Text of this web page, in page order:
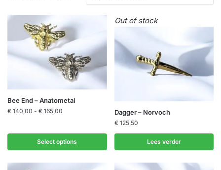
Bee End – Anatometal
€ 140,00 - € 165,00
€ 165,00
Select options
Dit
product
meerdere
variaties.
Out of stock
Dagger – Norvoch
€ 125,50
Lees verder